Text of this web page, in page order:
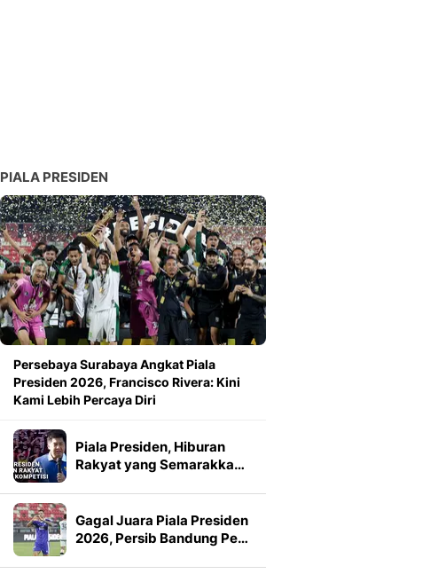
PIALA PRESIDEN
Persebaya Surabaya Angkat Piala
Presiden 2026, Francisco Rivera: Kini
Kami Lebih Percaya Diri
Piala Presiden, Hiburan
Rakyat yang Semarakka…
Gagal Juara Piala Presiden
2026, Persib Bandung Pe…